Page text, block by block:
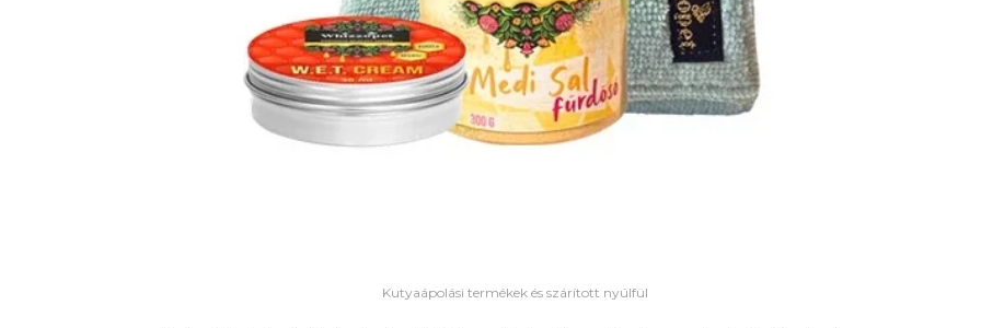
Kutyaápolási termékek és szárított nyúlfül